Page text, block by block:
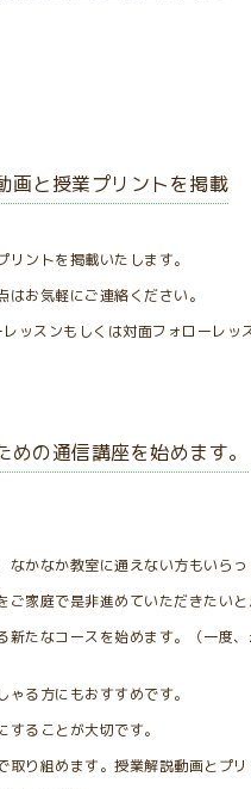
画と授業プリントを掲載
ントを掲載いたします。
お気軽にご連絡ください。
ッスンもしくは対面フォローレッ
の通信講座を始めます。
かなか教室に通えない方もいらっ
家庭で是非進めていただきたいと
新たなコースを始めます。（一度
る方にもおすすめです。
ることが大切です。
り組めます。授業解説動画とプリ